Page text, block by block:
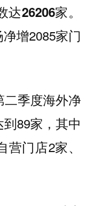
达26206家。
增2085家门
二季度海外净
89家，其中
门店2家、